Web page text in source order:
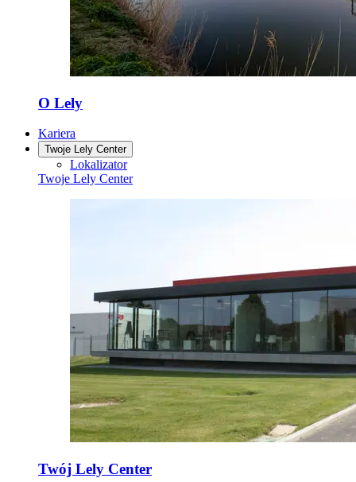
O Lely
Kariera
Twoje Lely Center
Lokalizator
Twoje Lely Center
Twój Lely Center